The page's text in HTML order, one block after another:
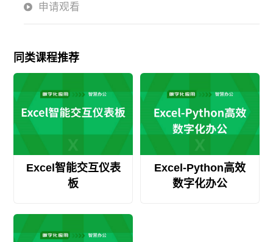
申请观看
同类课程推荐
Excel智能交互仪表
板
Excel-Python高效
数字化办公